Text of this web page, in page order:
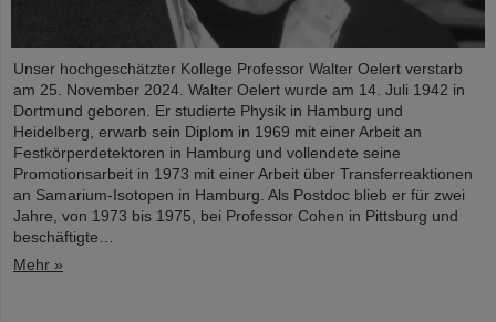
Unser hochgeschätzter Kollege Professor Walter Oelert verstarb
am 25. November 2024. Walter Oelert wurde am 14. Juli 1942 in
Dortmund geboren. Er studierte Physik in Hamburg und
Heidelberg, erwarb sein Diplom in 1969 mit einer Arbeit an
Festkörperdetektoren in Hamburg und vollendete seine
Promotionsarbeit in 1973 mit einer Arbeit über Transferreaktionen
an Samarium-Isotopen in Hamburg. Als Postdoc blieb er für zwei
Jahre, von 1973 bis 1975, bei Professor Cohen in Pittsburg und
beschäftigte…
Mehr »